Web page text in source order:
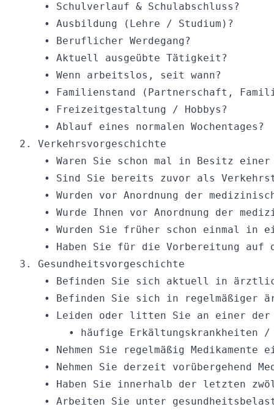
    • Schulverlauf & Schulabschluss?
    • Ausbildung (Lehre / Studium)?
    • Beruflicher Werdegang?
    • Aktuell ausgeübte Tätigkeit?
    • Wenn arbeitslos, seit wann?
• Familienstand (Partnerschaft,
    • Freizeitgestaltung / Hobbys?
    • Ablauf eines normalen Wochentages?
2. Verkehrsvorgeschichte
• Waren Sie schon mal in Besitz
• Sind Sie bereits zuvor als
• Wurden vor Anordnung der
• Wurde Ihnen vor Anordnung der
• Wurden Sie früher schon einmal in
• Haben Sie für die Vorbereitung auf
3. Gesundheitsvorgeschichte
• Befinden Sie sich aktuell in
• Befinden Sie sich in regelmäßiger
• Leiden oder litten Sie an einer
• häufige Erkältungskrankheiten
• Nehmen Sie regelmäßig Medikamente
• Nehmen Sie derzeit vorübergehend
• Haben Sie innerhalb der letzten
• Arbeiten Sie unter